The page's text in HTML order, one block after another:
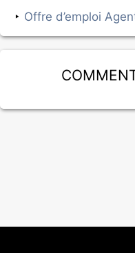
Offre d’emploi